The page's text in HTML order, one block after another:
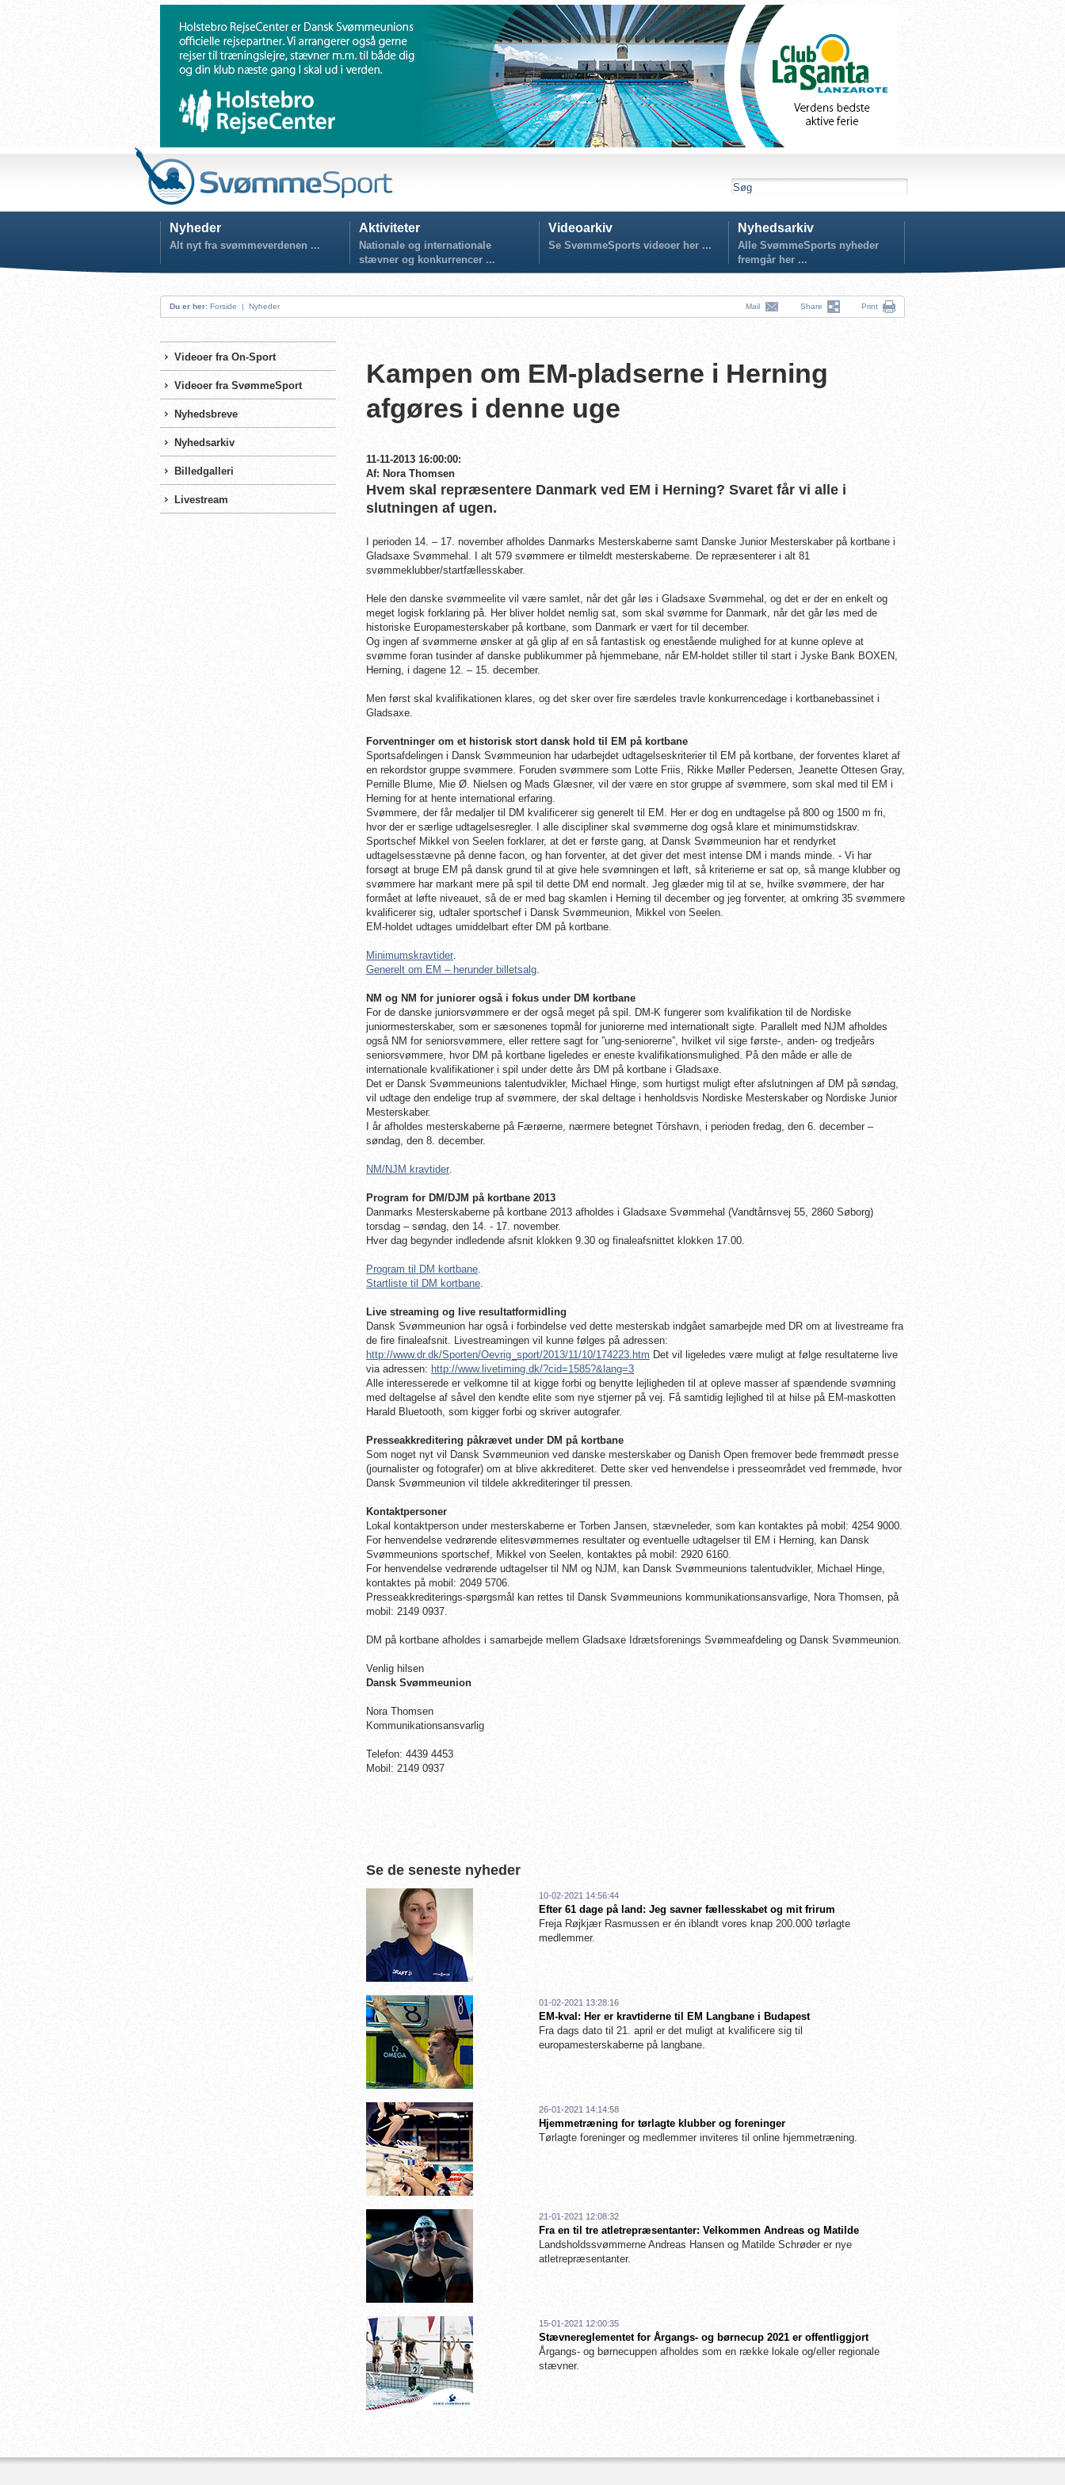
Nyheder
Alt nyt fra svømmeverdenen ...
Aktiviteter
Nationale og internationale
stævner og konkurrencer ...
Videoarkiv
Se SvømmeSports videoer her ...
Nyhedsarkiv
Alle SvømmeSports nyheder
fremgår her ...
Du er her: Forside | Nyheder Mail Share Print
Videoer fra On-Sport
Videoer fra SvømmeSport
Nyhedsbreve
Nyhedsarkiv
Billedgalleri
Livestream
Kampen om EM-pladserne i Herning
afgøres i denne uge
11-11-2013 16:00:00:
Af: Nora Thomsen
Hvem skal repræsentere Danmark ved EM i Herning? Svaret får vi alle i
slutningen af ugen.
I perioden 14. – 17. november afholdes Danmarks Mesterskaberne samt Danske Junior Mesterskaber på kortbane i
Gladsaxe Svømmehal. I alt 579 svømmere er tilmeldt mesterskaberne. De repræsenterer i alt 81
svømmeklubber/startfællesskaber.
Hele den danske svømmeelite vil være samlet, når det går løs i Gladsaxe Svømmehal, og det er der en enkelt og
meget logisk forklaring på. Her bliver holdet nemlig sat, som skal svømme for Danmark, når det går løs med de
historiske Europamesterskaber på kortbane, som Danmark er vært for til december.
Og ingen af svømmerne ønsker at gå glip af en så fantastisk og enestående mulighed for at kunne opleve at
svømme foran tusinder af danske publikummer på hjemmebane, når EM-holdet stiller til start i Jyske Bank BOXEN,
Herning, i dagene 12. – 15. december.
Men først skal kvalifikationen klares, og det sker over fire særdeles travle konkurrencedage i kortbanebassinet i
Gladsaxe.
Forventninger om et historisk stort dansk hold til EM på kortbane
Sportsafdelingen i Dansk Svømmeunion har udarbejdet udtagelseskriterier til EM på kortbane, der forventes klaret af
en rekordstor gruppe svømmere. Foruden svømmere som Lotte Friis, Rikke Møller Pedersen, Jeanette Ottesen Gray,
Pernille Blume, Mie Ø. Nielsen og Mads Glæsner, vil der være en stor gruppe af svømmere, som skal med til EM i
Herning for at hente international erfaring.
Svømmere, der får medaljer til DM kvalificerer sig generelt til EM. Her er dog en undtagelse på 800 og 1500 m fri,
hvor der er særlige udtagelsesregler. I alle discipliner skal svømmerne dog også klare et minimumstidskrav.
Sportschef Mikkel von Seelen forklarer, at det er første gang, at Dansk Svømmeunion har et rendyrket
udtagelsesstævne på denne facon, og han forventer, at det giver det mest intense DM i mands minde. - Vi har
forsøgt at bruge EM på dansk grund til at give hele svømningen et løft, så kriterierne er sat op, så mange klubber og
svømmere har markant mere på spil til dette DM end normalt. Jeg glæder mig til at se, hvilke svømmere, der har
formået at løfte niveauet, så de er med bag skamlen i Herning til december og jeg forventer, at omkring 35 svømmere
kvalificerer sig, udtaler sportschef i Dansk Svømmeunion, Mikkel von Seelen.
EM-holdet udtages umiddelbart efter DM på kortbane.
Minimumskravtider.
Generelt om EM – herunder billetsalg.
NM og NM for juniorer også i fokus under DM kortbane
For de danske juniorsvømmere er der også meget på spil. DM-K fungerer som kvalifikation til de Nordiske
juniormesterskaber, som er sæsonenes topmål for juniorerne med internationalt sigte. Parallelt med NJM afholdes
også NM for seniorsvømmere, eller rettere sagt for ”ung-seniorerne”, hvilket vil sige første-, anden- og tredjeårs
seniorsvømmere, hvor DM på kortbane ligeledes er eneste kvalifikationsmulighed. På den måde er alle de
internationale kvalifikationer i spil under dette års DM på kortbane i Gladsaxe.
Det er Dansk Svømmeunions talentudvikler, Michael Hinge, som hurtigst muligt efter afslutningen af DM på søndag,
vil udtage den endelige trup af svømmere, der skal deltage i henholdsvis Nordiske Mesterskaber og Nordiske Junior
Mesterskaber.
I år afholdes mesterskaberne på Færøerne, nærmere betegnet Tórshavn, i perioden fredag, den 6. december –
søndag, den 8. december.
NM/NJM kravtider.
Program for DM/DJM på kortbane 2013
Danmarks Mesterskaberne på kortbane 2013 afholdes i Gladsaxe Svømmehal (Vandtårnsvej 55, 2860 Søborg)
torsdag – søndag, den 14. - 17. november.
Hver dag begynder indledende afsnit klokken 9.30 og finaleafsnittet klokken 17.00.
Program til DM kortbane.
Startliste til DM kortbane.
Live streaming og live resultatformidling
Dansk Svømmeunion har også i forbindelse ved dette mesterskab indgået samarbejde med DR om at livestreame fra
de fire finaleafsnit. Livestreamingen vil kunne følges på adressen:
http://www.dr.dk/Sporten/Oevrig_sport/2013/11/10/174223.htm Det vil ligeledes være muligt at følge resultaterne live
via adressen: http://www.livetiming.dk/?cid=1585?&lang=3
Alle interesserede er velkomne til at kigge forbi og benytte lejligheden til at opleve masser af spændende svømning
med deltagelse af såvel den kendte elite som nye stjerner på vej. Få samtidig lejlighed til at hilse på EM-maskotten
Harald Bluetooth, som kigger forbi og skriver autografer.
Presseakkreditering påkrævet under DM på kortbane
Som noget nyt vil Dansk Svømmeunion ved danske mesterskaber og Danish Open fremover bede fremmødt presse
(journalister og fotografer) om at blive akkrediteret. Dette sker ved henvendelse i presseområdet ved fremmøde, hvor
Dansk Svømmeunion vil tildele akkrediteringer til pressen.
Kontaktpersoner
Lokal kontaktperson under mesterskaberne er Torben Jansen, stævneleder, som kan kontaktes på mobil: 4254 9000.
For henvendelse vedrørende elitesvømmernes resultater og eventuelle udtagelser til EM i Herning, kan Dansk
Svømmeunions sportschef, Mikkel von Seelen, kontaktes på mobil: 2920 6160.
For henvendelse vedrørende udtagelser til NM og NJM, kan Dansk Svømmeunions talentudvikler, Michael Hinge,
kontaktes på mobil: 2049 5706.
Presseakkrediterings-spørgsmål kan rettes til Dansk Svømmeunions kommunikationsansvarlige, Nora Thomsen, på
mobil: 2149 0937.
DM på kortbane afholdes i samarbejde mellem Gladsaxe Idrætsforenings Svømmeafdeling og Dansk Svømmeunion.
Venlig hilsen
Dansk Svømmeunion
Nora Thomsen
Kommunikationsansvarlig
Telefon: 4439 4453
Mobil: 2149 0937
Se de seneste nyheder
10-02-2021 14:56:44
Efter 61 dage på land: Jeg savner fællesskabet og mit frirum
Freja Røjkjær Rasmussen er én iblandt vores knap 200.000 tørlagte
medlemmer.
01-02-2021 13:28:16
EM-kval: Her er kravtiderne til EM Langbane i Budapest
Fra dags dato til 21. april er det muligt at kvalificere sig til
europamesterskaberne på langbane.
26-01-2021 14:14:58
Hjemmetræning for tørlagte klubber og foreninger
Tørlagte foreninger og medlemmer inviteres til online hjemmetræning.
21-01-2021 12:08:32
Fra en til tre atletrepræsentanter: Velkommen Andreas og Matilde
Landsholdssvømmerne Andreas Hansen og Matilde Schrøder er nye
atletrepræsentanter.
15-01-2021 12:00:35
Stævnereglementet for Årgangs- og børnecup 2021 er offentliggjort
Årgangs- og børnecuppen afholdes som en række lokale og/eller regionale
stævner.